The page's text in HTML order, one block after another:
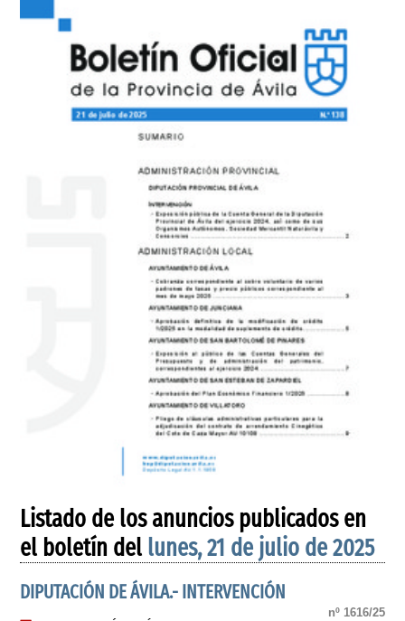
Listado de los anuncios publicados en
el boletín del lunes, 21 de julio de 2025
DIPUTACIÓN DE ÁVILA.- INTERVENCIÓN
nº 1616/25